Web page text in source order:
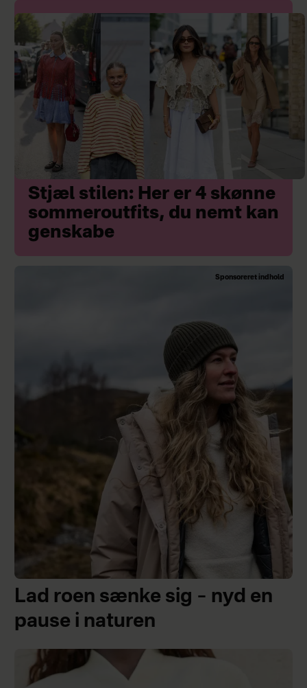
Stjæl stilen: Her er 4 skønne
sommeroutfits, du nemt kan
genskabe
Sponsoreret indhold
Lad roen sænke sig – nyd en
pause i naturen